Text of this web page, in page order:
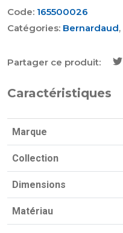
Code: 165500026
Catégories: Bernardaud,
Partager ce produit:
Caractéristiques
Marque
Collection
Dimensions
Matériau